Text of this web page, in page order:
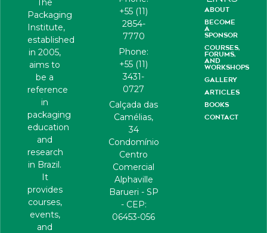
Packaging
Institute,
established
in 2005,
aims to
be a
reference
in
packaging
education
and
research
in Brazil.
It
provides
courses,
events,
and
+55 (11)
2854-
7770
Phone:
+55 (11)
3431-
0727
Calçada das
Camélias,
34
Condomínio
Centro
Comercial
Alphaville
Barueri - SP
- CEP:
06453-056
ABOUT
BECOME
A
SPONSOR
COURSES,
FORUMS,
AND
WORKSHOPS
GALLERY
ARTICLES
BOOKS
CONTACT